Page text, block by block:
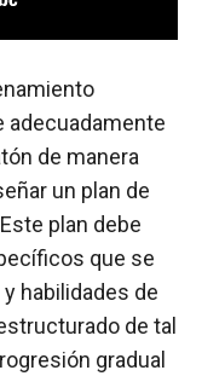
adecuadamente
de manera
un plan de
plan debe
que se
habilidades de
de tal
gradual